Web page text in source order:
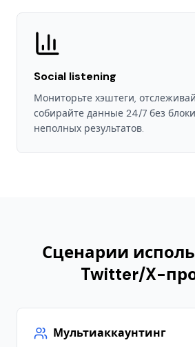
Social listening
Мониторьте хэштеги,
собирайте данные 24/7 без
неполных результатов.
Сценарии
Twitter/X-
Мультиаккаунтинг